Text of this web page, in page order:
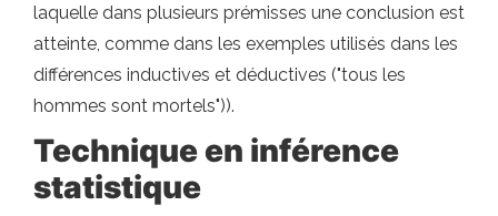
laquelle dans plusieurs prémisses une conclusion est
atteinte, comme dans les exemples utilisés dans les
différences inductives et déductives ("tous les
hommes sont mortels")).
Technique en inférence
statistique